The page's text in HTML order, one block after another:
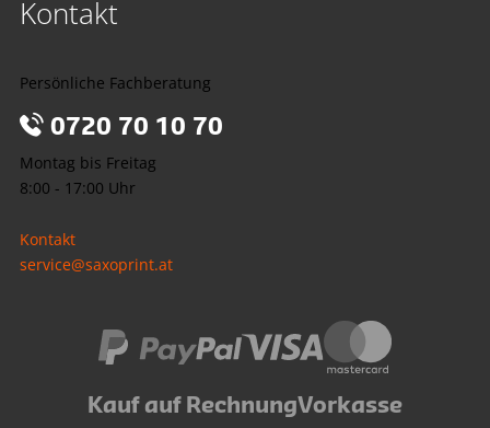
Kontakt
Persönliche Fachberatung
0720 70 10 70
Montag bis Freitag
8:00 - 17:00 Uhr
Kontakt
service@saxoprint.at
Kauf auf RechnungVorkasse